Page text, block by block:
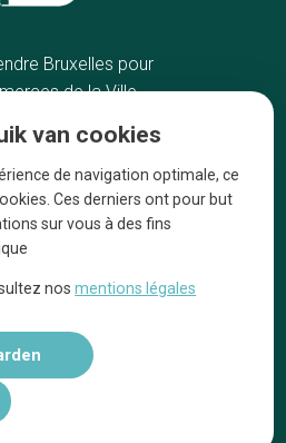
Bruxelles pour
de la Ville
De ambachtslieden
Over ons
Ze praten over ons!
kennisgevingen
van cookies
de navigation optimale, ce
Ces derniers ont pour but
sur vous à des fins
nosmentions légales